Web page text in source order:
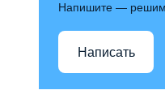
Напишите —
Написать